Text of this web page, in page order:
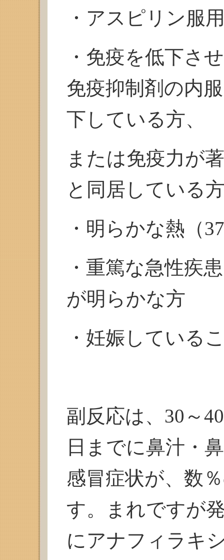
・アスピリン服
・免疫を低下さ
免疫抑制剤の内
下している方、
または免疫力が
と同居している
・明らかな熱（
・重篤な急性疾
が明らかな方
・妊娠している
副反応は、30～
日までに鼻汁・
感冒症状が、数
す。まれですが
にアナフィラキ